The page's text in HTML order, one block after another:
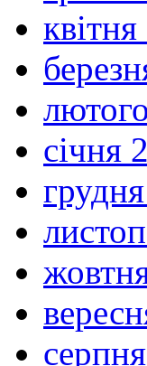
січня